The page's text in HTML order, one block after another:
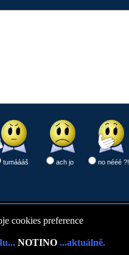
tumáááš ach jo no nééé ?!
cookies preference
NOTINO ...aktuálně.